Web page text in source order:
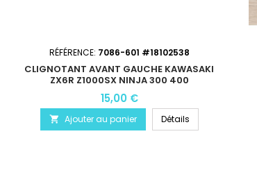
RÉFÉRENCE: 7086-601 #18102538
CLIGNOTANT AVANT GAUCHE KAWASAKI
ZX6R Z1000SX NINJA 300 400
15,00 €
 Ajouter au panier Détails